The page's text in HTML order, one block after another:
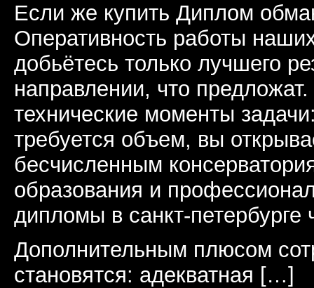
Если же купить Диплом
Оперативность работы
добьётесь только лучшего
направлении, что
технические моменты
требуется объем, вы
бесчисленным
образования и
дипломы в санкт-
Дополнительным плюсом
становятся: адекватная […]